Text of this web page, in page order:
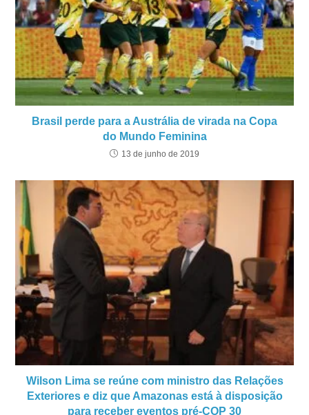
Brasil perde para a Austrália de virada na Copa
do Mundo Feminina
13 de junho de 2019
Wilson Lima se reúne com ministro das Relações
Exteriores e diz que Amazonas está à disposição
para receber eventos pré-COP 30